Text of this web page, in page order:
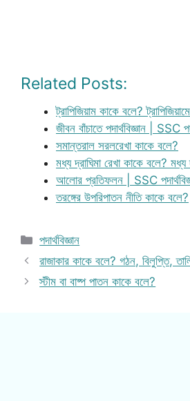
Related Posts:
ট্রাপিজিয়াম কাকে বলে?
জীবন বাঁচাতে পদার্থবিজ্ঞান | SSC
সমান্তরাল সরলরেখা কাকে বলে?
মধ্য দ্রাঘিমা রেখা কাকে বলে? মধ্য
আলোর প্রতিফলন | SSC
তরঙ্গের উপরিপাতন নীতি কাকে বলে?
Categories
পদার্থবিজ্ঞান
রাজাকার কাকে বলে? গঠন, বিলুপ্তি,
স্টীম বা বাষ্প পাতন কাকে বলে?